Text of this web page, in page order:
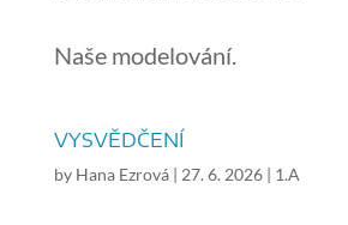
Naše modelování.
VYSVĚDČENÍ
by Hana Ezrová| 27. 6. 2026| 1.A